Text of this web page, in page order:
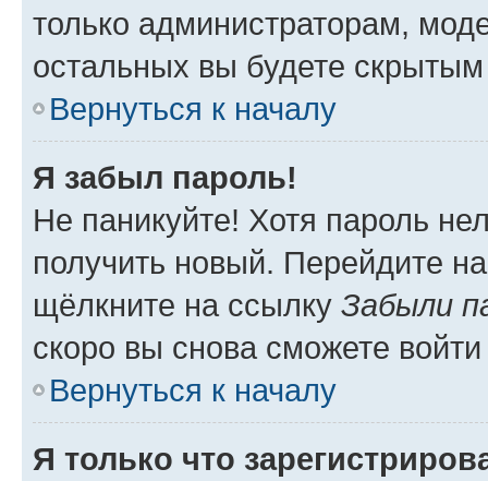
только администраторам,
остальных вы будете
Вернуться к началу
Я забыл пароль!
Не паникуйте! Хотя пароль
получить новый. Перейдите
щёлкните на ссылку Забыли
скоро вы снова сможете
Вернуться к началу
Я только что